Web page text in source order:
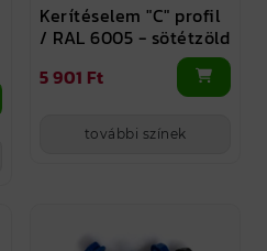
Kerítéselem "C" profil
/ RAL 6005 - sötétzöld
5 901 Ft
további színek